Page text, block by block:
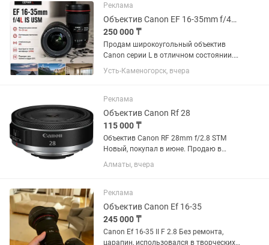
задняя крышки. Использовался...
Реклама
Объектив Canon EF 16-35mm f/4L IS USM
250 000 ₸
Продам широкоугольный объектив
Canon серии L в отличном состоянии.
Canon EF 16-35mm f/4L IS USM.
Отличное состояние, стекла чистые,
стабилизация работают идеально....
Усть-Каменогорск, вчера
Реклама
Объектив Canon Rf 28
115 000 ₸
Объектив Canon RF 28mm f/2.8 STM
Новый, покупал в июне. Продаю в
связи ненадобностью.
Алматы, вчера
Реклама
Объектив Canon Ef 16-35
245 000 ₸
Canon Ef 16-35 II F 2.8 Без ремонта,
царапин, использовался в творческих